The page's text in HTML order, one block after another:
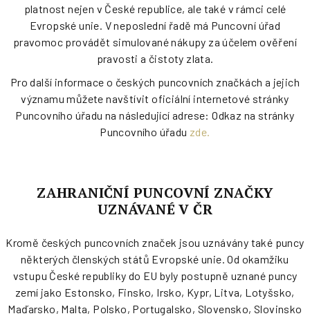
platnost nejen v České republice, ale také v rámci celé
Evropské unie. V neposlední řadě má Puncovní úřad
pravomoc provádět simulované nákupy za účelem ověření
pravosti a čistoty zlata.
Pro další informace o českých puncovních značkách a jejich
významu můžete navštívit oficiální internetové stránky
Puncovního úřadu na následující adrese: Odkaz na stránky
Puncovního úřadu zde.
ZAHRANIČNÍ PUNCOVNÍ ZNAČKY
UZNÁVANÉ V ČR
Kromě českých puncovních značek jsou uznávány také puncy
některých členských států Evropské unie. Od okamžiku
vstupu České republiky do EU byly postupně uznané puncy
zemí jako Estonsko, Finsko, Irsko, Kypr, Litva, Lotyšsko,
Maďarsko, Malta, Polsko, Portugalsko, Slovensko, Slovinsko